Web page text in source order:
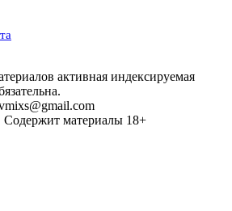
активная индексируемая
Содержит материалы 18+